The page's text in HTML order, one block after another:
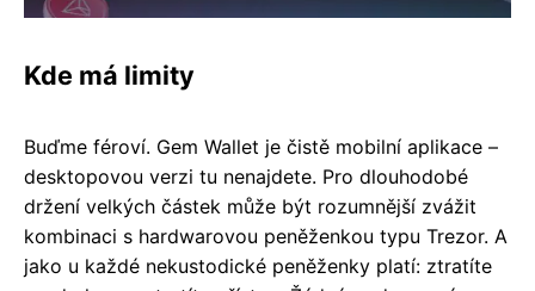
Kde má limity
Buďme féroví. Gem Wallet je čistě mobilní aplikace –
desktopovou verzi tu nenajdete. Pro dlouhodobé
držení velkých částek může být rozumnější zvážit
kombinaci s hardwarovou peněženkou typu Trezor. A
jako u každé nekustodické peněženky platí: ztratíte